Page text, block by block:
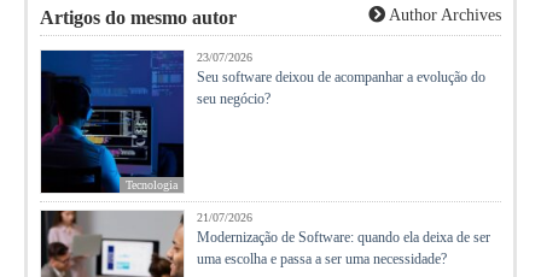
Artigos do mesmo autor Author Archives
Tecnologia
23/07/2026
Seu software deixou de acompanhar a evolução do
seu negócio?
21/07/2026
Modernização de Software: quando ela deixa de ser
uma escolha e passa a ser uma necessidade?